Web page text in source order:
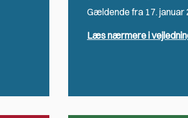
Gældende fra 17. januar
Læs nærmere i